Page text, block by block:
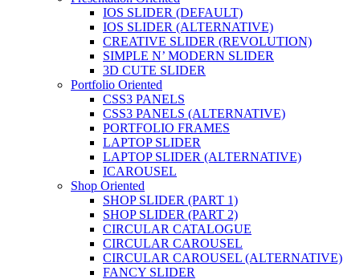
IOS SLIDER (DEFAULT)
IOS SLIDER (ALTERNATIVE)
CREATIVE SLIDER (REVOLUTION)
SIMPLE N’ MODERN SLIDER
3D CUTE SLIDER
Portfolio Oriented
CSS3 PANELS
CSS3 PANELS (ALTERNATIVE)
PORTFOLIO FRAMES
LAPTOP SLIDER
LAPTOP SLIDER (ALTERNATIVE)
ICAROUSEL
Shop Oriented
SHOP SLIDER (PART 1)
SHOP SLIDER (PART 2)
CIRCULAR CATALOGUE
CIRCULAR CAROUSEL
CIRCULAR CAROUSEL (ALTERNATIVE)
FANCY SLIDER